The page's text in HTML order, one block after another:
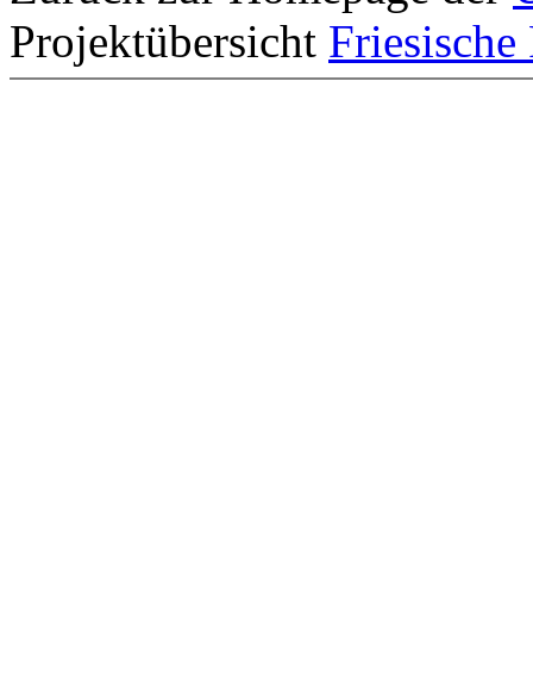
Projektübersicht Friesische